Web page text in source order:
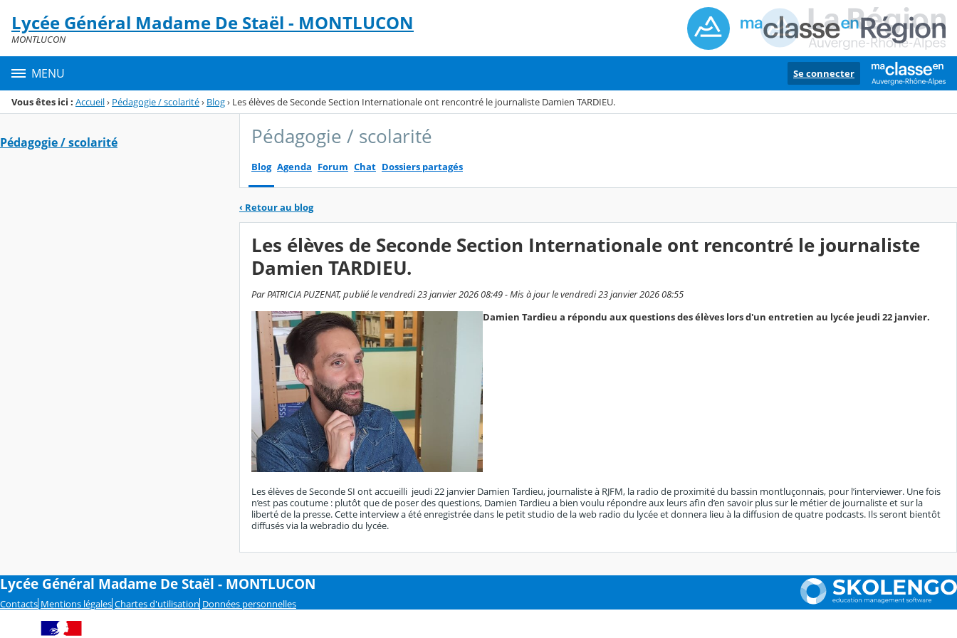
Menu de la rubrique
Contenu
Lycée Général Madame De Staël - MONTLUCON
MONTLUCON
MENU Se connecter
Vous êtes ici : Accueil› Pédagogie / scolarité› Blog› Les élèves de Seconde Section Internationale ont rencontré le journaliste Damien TARDIEU.
Pédagogie / scolarité Pédagogie / scolarité
Blog Agenda Forum Chat Dossiers partagés
‹ Retour au blog
Les élèves de Seconde Section Internationale ont rencontré le journaliste
Damien TARDIEU.
Par PATRICIA PUZENAT, publié le vendredi 23 janvier 2026 08:49 - Mis à jour le vendredi 23 janvier 2026 08:55
Damien Tardieu a répondu aux questions des élèves lors d'un entretien au lycée jeudi 22 janvier.
Les élèves de Seconde SI ont accueilli jeudi 22 janvier Damien Tardieu, journaliste à RJFM, la radio de proximité du bassin montluçonnais, pour l’interviewer. Une fois
n’est pas coutume : plutôt que de poser des questions, Damien Tardieu a bien voulu répondre aux leurs afin d’en savoir plus sur le métier de journaliste et sur la
liberté de la presse. Cette interview a été enregistrée dans le petit studio de la web radio du lycée et donnera lieu à la diffusion de quatre podcasts. Ils seront bientôt
diffusés via la webradio du lycée.
Lycée Général Madame De Staël - MONTLUCON
Contacts Mentions légales Chartes d'utilisation Données personnelles